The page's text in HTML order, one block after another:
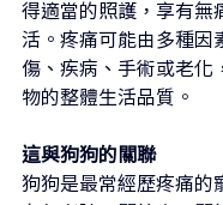
得適當的照護，享有無
活。疼痛可能由多種因
傷、疾病、手術或老化
物的整體生活品質。
這與狗狗的關聯
狗狗是最常經歷疼痛的